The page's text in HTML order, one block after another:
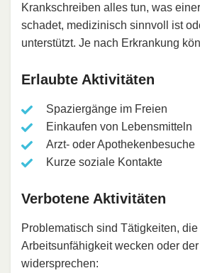
Krankschreiben alles tun, was
schadet, medizinisch sinnvoll ist
unterstützt. Je nach Erkrankung
Erlaubte Aktivitäten
Spaziergänge im Freien
Einkaufen von Lebensmitteln
Arzt- oder Apothekenbesuche
Kurze soziale Kontakte
Verbotene Aktivitäten
Problematisch sind Tätigkeiten,
Arbeitsunfähigkeit wecken oder
widersprechen: